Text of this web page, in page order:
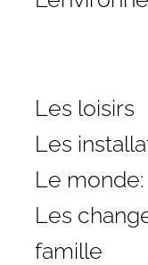
Les loisirs
Les
Le
Les
famille